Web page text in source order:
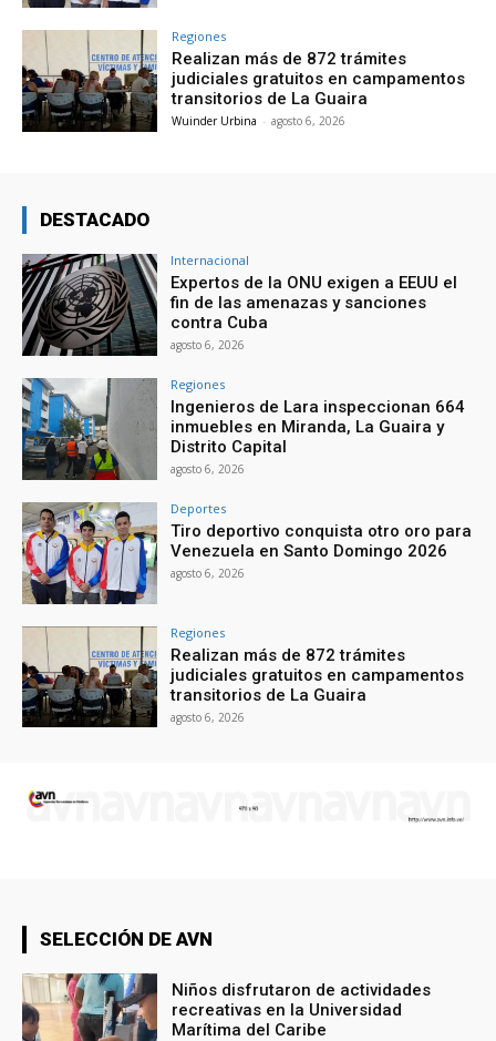
Regiones
Realizan más de 872 trámites
judiciales gratuitos en campamentos
transitorios de La Guaira
Wuinder Urbina - agosto 6, 2026
DESTACADO
Internacional
Expertos de la ONU exigen a EEUU el
fin de las amenazas y sanciones
contra Cuba
agosto 6, 2026
Regiones
Ingenieros de Lara inspeccionan 664
inmuebles en Miranda, La Guaira y
Distrito Capital
agosto 6, 2026
Deportes
Tiro deportivo conquista otro oro para
Venezuela en Santo Domingo 2026
agosto 6, 2026
Regiones
Realizan más de 872 trámites
judiciales gratuitos en campamentos
transitorios de La Guaira
agosto 6, 2026
SELECCIÓN DE AVN
Niños disfrutaron de actividades
recreativas en la Universidad
Marítima del Caribe